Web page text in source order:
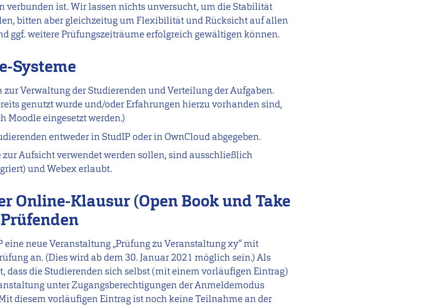
verbunden ist. Wir lassen nichts unversucht, um die Stabilität
bitten aber gleichzeitug um Flexibilität und Rücksicht auf allen
ggf. weitere Prüfungszeiträume erfolgreich gewältigen können.
Systeme
zur Verwaltung der Studierenden und Verteilung der Aufgaben.
genutzt wurde und/oder Erfahrungen hierzu vorhanden sind,
eingesetzt werden.)
entweder in StudIP oder in OwnCloud abgegeben.
Aufsicht verwendet werden sollen, sind ausschließlich
und Webex erlaubt.
Online-Klausur (Open Book und Take
eine neue Veranstaltung „Prüfung zu Veranstaltung xy“ mit
an. (Dies wird ab dem 30. Januar 2021 möglich sein.) Als
dass die Studierenden sich selbst (mit einem vorläufigen Eintrag)
unter Zugangsberechtigungen der Anmeldemodus
diesem vorläufigen Eintrag ist noch keine Teilnahme an der